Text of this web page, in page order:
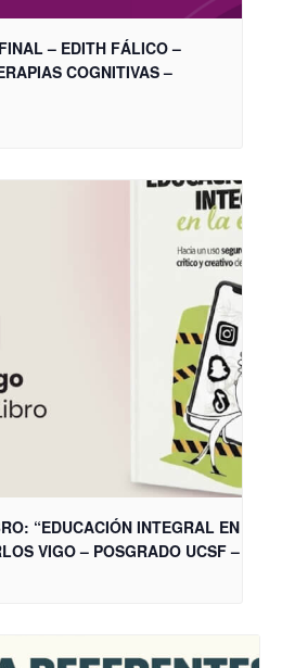
– EDITH FÁLICO –
COGNITIVAS –
“EDUCACIÓN INTEGRAL EN
VIGO – POSGRADO UCSF –